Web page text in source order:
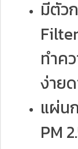
มีตัว
ทำค
ง่าย
แผ่น
PM